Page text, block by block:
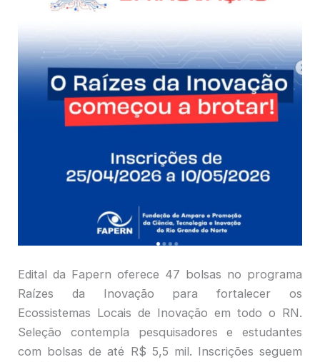
Edital da Fapern oferece 47 bolsas no programa
Raízes da Inovação para fortalecer os
Ecossistemas Locais de Inovação em todo o RN.
Seleção contempla pesquisadores e estudantes
com bolsas de até R$ 5,5 mil. Inscrições seguem